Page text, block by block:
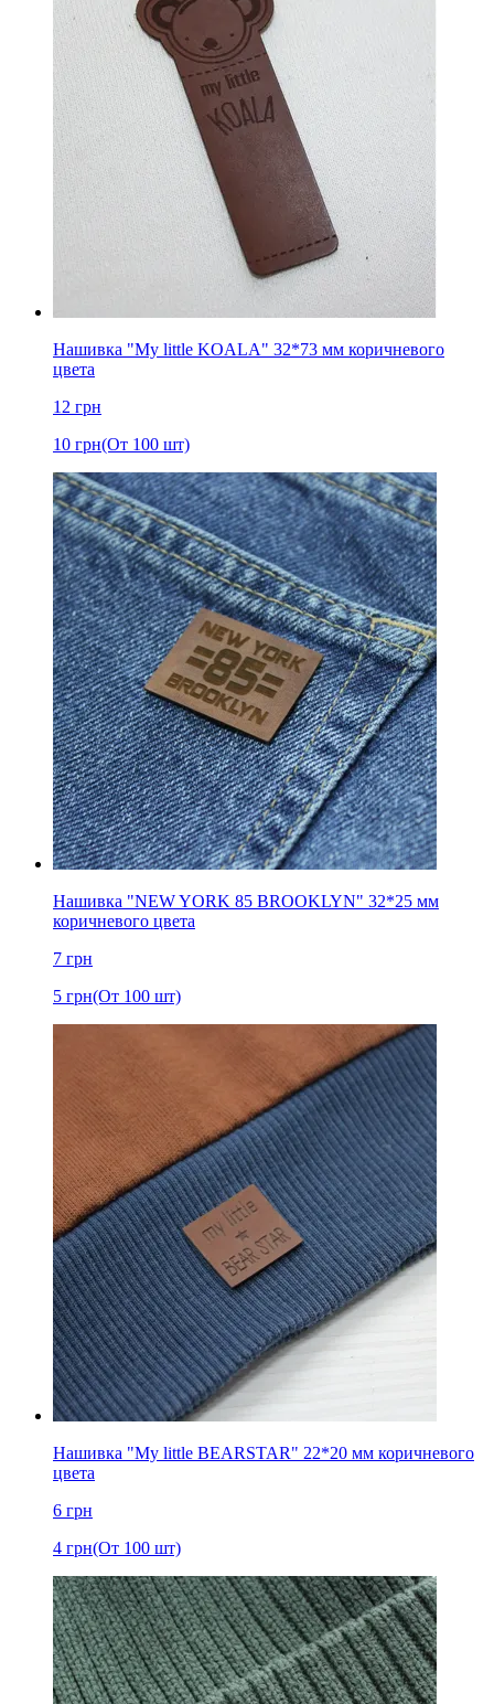
Нашивка "My little KOALA" 32*73 мм коричневого
цвета
12 грн
10 грн(От 100 шт)
Нашивка "NEW YORK 85 BROOKLYN" 32*25 мм
коричневого цвета
7 грн
5 грн(От 100 шт)
Нашивка "My little BEARSTAR" 22*20 мм коричневого
цвета
6 грн
4 грн(От 100 шт)